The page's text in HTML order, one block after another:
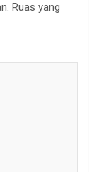
Ruas yang